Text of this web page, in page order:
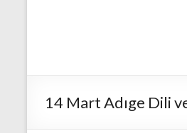
14 Mart Adıge Dili